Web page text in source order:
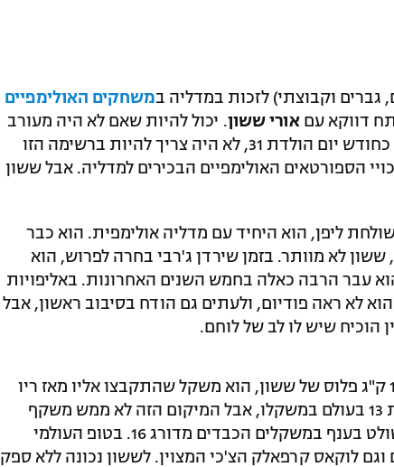
וקבוצתי) לזכות במדליה במשחקים האולימפיים
דווקא עם אורי ששון. יכול להיות שאם לא היה מעורב
כאן גם קצת רגש, הג'ודוקא שיחגוג בעוד כחודש יום הולדת 31, לא היה צריך להיות ברשימה הזו
הספורטאים האולימפיים הבכירים למדליה. אבל ששון
שישראל שולחת ליפן, הוא היחיד עם מדליה אולימפית. הוא כבר
לא מוותר. בזמן שירדן ג'רבי בחרה לפרוש, הוא
עבר הרבה כאלה בחמש השנים האחרונות. באליפויות
לא ראה פודיום, ולעתים גם הודח בסיבוב ראשון, אבל
אין משקלים קלים בג'ודו ובכל זאת ה-100 ק"ג פלוס של ששון, הוא משקל שהתקבצו אליו מאז ריו
עוד ג'ודוקות אימתניים. ששון מדורג כעת 13 בעולם במשקלו, אבל המיקום הזה לא ממש משקף
הרבה אם לוקחים בחשבון שטדי רינר השולט בענף במשקלים הכבדים מדורג 16. בטופ העולמי
וגם לוקאס קרפאלק הצ'כי המצוין. לששון נכונה ללא ספק